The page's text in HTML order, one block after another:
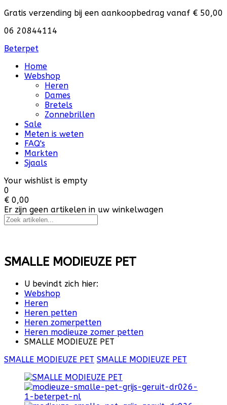
Gratis verzending bij een aankoopbedrag vanaf € 50,00
06 20844114
Beterpet
Home
Webshop
Heren
Dames
Bretels
Zonnebrillen
Sale
Meten is weten
FAQ's
Markten
Sjaals
Your wishlist is empty
0
€ 0,00
Er zijn geen artikelen in uw winkelwagen
SMALLE MODIEUZE PET
U bevindt zich hier:
Webshop
Heren
Heren petten
Heren zomerpetten
Heren modieuze zomer petten
SMALLE MODIEUZE PET
SMALLE MODIEUZE PET SMALLE MODIEUZE PET